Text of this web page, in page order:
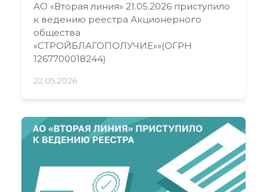
АО «Вторая линия» 21.05.2026 приступило
к ведению реестра Акционерного
общества
«СТРОЙБЛАГОПОЛУЧИЕ»»(ОГРН
1267700018244)
22.05.2026